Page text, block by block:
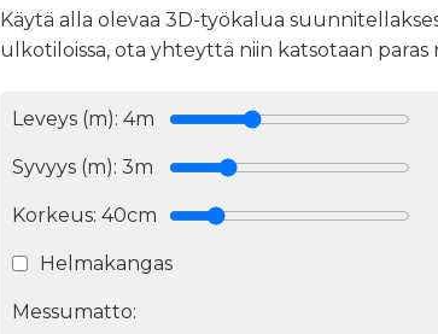
Käytä alla olevaa 3D-työkalua
ulkotiloissa, ota yhteyttä niin katsotaan paras
Leveys (m): 4m
Syvyys (m): 3m
Korkeus: 40cm
Helmakangas
Messumatto: